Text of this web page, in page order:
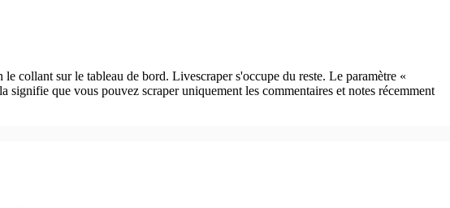
collant sur le tableau de bord. Livescraper s'occupe du reste. Le paramètre «
que vous pouvez scraper uniquement les commentaires et notes récemment